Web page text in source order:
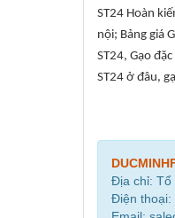
ST24 Hoàn
nội; Bảng giá
ST24, Gạo
ST24 ở đâu,
Địa chỉ: Tổ
Điện thoại: